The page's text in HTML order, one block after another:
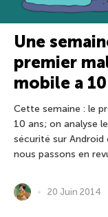
Une
premier
mobile a
Cette semaine : le
10 ans; on analyse
sécurité sur
nous passons en
20 Juin 2014